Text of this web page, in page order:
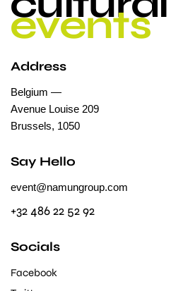
events
Address
Belgium —
Avenue Louise 209
Brussels, 1050
Say Hello
event@namungroup.com
+32 486 22 52 92
Socials
Facebook